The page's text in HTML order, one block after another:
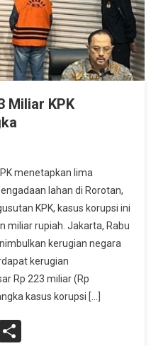
Miliar KPK
menetapkan lima
lahan di Rorotan,
KPK, kasus korupsi ini
miliar rupiah. Jakarta, Rabu
kerugian negara
kerugian
Rp 223 miliar (Rp
kasus korupsi […]
Share